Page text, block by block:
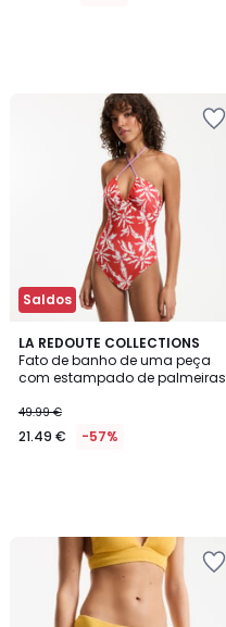
Saldos
LA REDOUTE COLLECTIONS
Fato de banho de uma peça
com estampado de palmeiras
49.99 €
21.49 € -57%